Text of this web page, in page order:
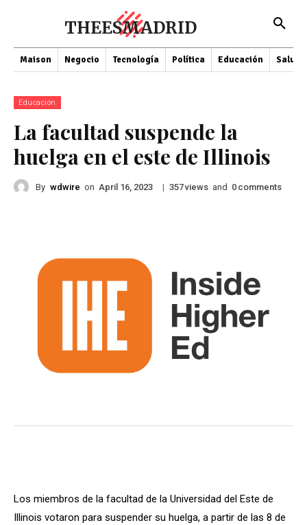
THEESMADRID
Maison Negocio Tecnología Política Educación Salud
Educación
La facultad suspende la
huelga en el este de Illinois
By wdwire on April 16, 2023 | 357views and 0 comments
Los miembros de la facultad de la Universidad del Este de
Illinois votaron para suspender su huelga, a partir de las 8 de